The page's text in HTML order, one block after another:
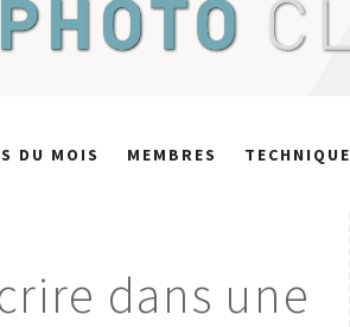
DU MOIS MEMBRES TECHNIQUE
dans une